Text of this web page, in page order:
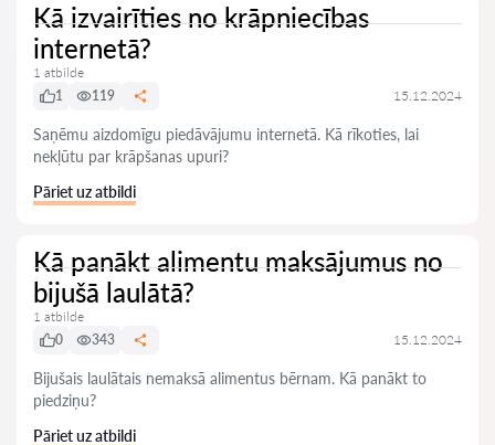
Kā izvairīties no krāpniecības
internetā?
1 atbilde
1
119 15.12.2024
Saņēmu aizdomīgu piedāvājumu internetā. Kā rīkoties, lai
nekļūtu par krāpšanas upuri?
Pāriet uz atbildi
Kā panākt alimentu maksājumus no
bijušā laulātā?
1 atbilde
0
343 15.12.2024
Bijušais laulātais nemaksā alimentus bērnam. Kā panākt to
piedziņu?
Pāriet uz atbildi